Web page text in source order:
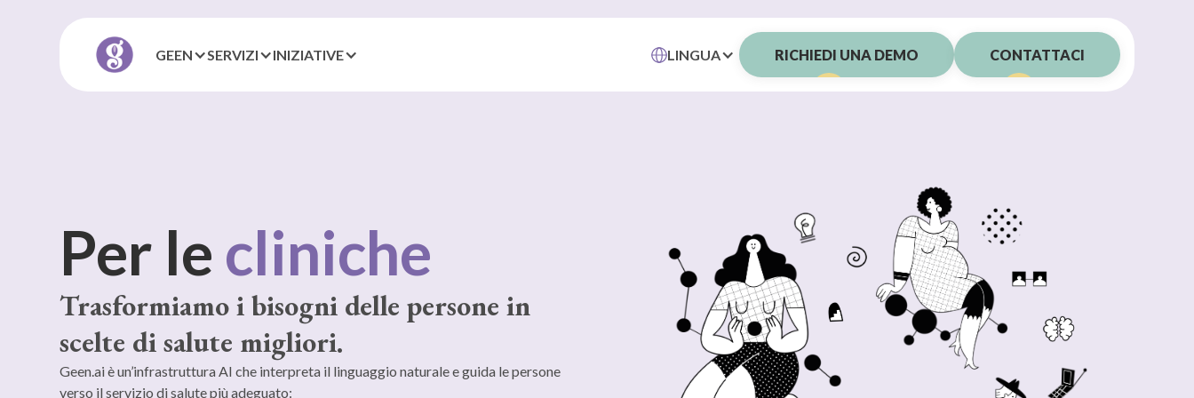
GEEN SERVIZI INIZIATIVE LINGUA RICHIEDI UNA DEMO CONTATTACI
Per glienti locali
Trasformiamo i bisogni delle persone in
scelte di salute migliori.
Geen.ai è un’infrastruttura AI che interpreta il linguaggio naturale e guida le persone
verso il servizio di salute più adeguato: